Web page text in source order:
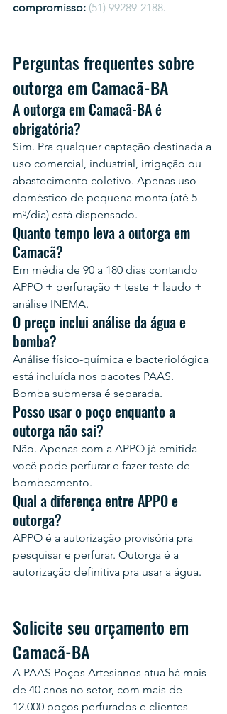
compromisso: (51) 99289-2188.
Perguntas frequentes sobre
outorga em Camacã-BA
A outorga em Camacã-BA é
obrigatória?
Sim. Pra qualquer captação destinada a
uso comercial, industrial, irrigação ou
abastecimento coletivo. Apenas uso
doméstico de pequena monta (até 5
m³/dia) está dispensado.
Quanto tempo leva a outorga em
Camacã?
Em média de 90 a 180 dias contando
APPO + perfuração + teste + laudo +
análise INEMA.
O preço inclui análise da água e
bomba?
Análise físico-química e bacteriológica
está incluída nos pacotes PAAS.
Bomba submersa é separada.
Posso usar o poço enquanto a
outorga não sai?
Não. Apenas com a APPO já emitida
você pode perfurar e fazer teste de
bombeamento.
Qual a diferença entre APPO e
outorga?
APPO é a autorização provisória pra
pesquisar e perfurar. Outorga é a
autorização definitiva pra usar a água.
Solicite seu orçamento em
Camacã-BA
A PAAS Poços Artesianos atua há mais
de 40 anos no setor, com mais de
12.000 poços perfurados e clientes